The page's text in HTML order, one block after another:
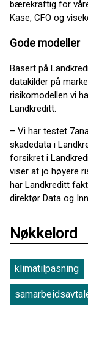
bærekraftig for
Kase, CFO og
Gode modeller
Basert på
datakilder på
risikomodellen vi
Landkreditt.
– Vi har testet
skadedata i
forsikret i
viser at jo høyere
har Landkreditt
direktør Data og
Nøkkelord
klimatilpasning